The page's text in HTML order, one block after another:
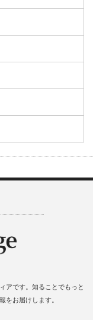
アです。知ることでもっと
をお届けします。